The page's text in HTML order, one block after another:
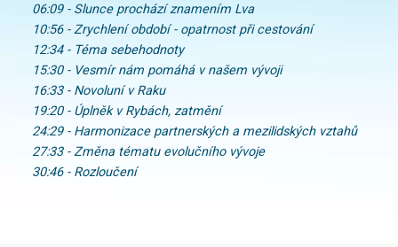
06:09 - Slunce prochází znamením Lva
10:56 - Zrychlení období - opatrnost při cestování
12:34 - Téma sebehodnoty
15:30 - Vesmír nám pomáhá v našem vývoji
16:33 - Novoluní v Raku
19:20 - Úplněk v Rybách, zatmění
24:29 - Harmonizace partnerských a mezilidských vztahů
27:33 - Změna tématu evolučního vývoje
30:46 - Rozloučení